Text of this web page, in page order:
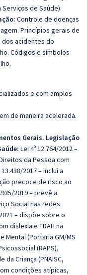
Serviços de Saúde).
Controle de doenças
Princípios gerais de
dos acidentes do
Códigos e símbolos
e com amplos
de maneira acelerada.
Gerais. Legislação
Lei nº 12.764/2012 –
da Pessoa com
2017 – inclui a
precoce de risco ao
2019 – prevê a
Social nas redes
– dispõe sobre o
dislexia e TDAH na
Mental (Portaria GM/MS
(RAPS),
da Criança (PNAISC,
condições atípicas,